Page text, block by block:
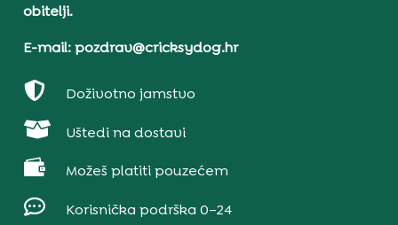
obitelji.
E-mail: pozdrav@cricksydog.hr
 Doživotno jamstvo
 Uštedi na dostavi
 Možeš platiti pouzećem
 Korisnička podrška 0–24